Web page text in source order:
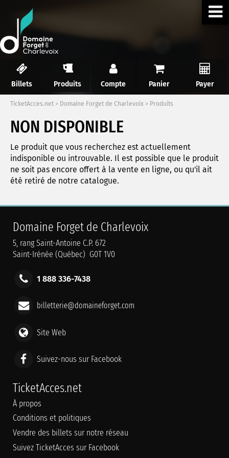
Billets Produits Compte Panier Payer
TicketAcces.net > Domaine Forget de Charlevoix > Produits
NON DISPONIBLE
Le produit que vous recherchez est actuellement
indisponible ou introuvable. Il est possible que le produit
ne soit pas encore offert à la vente en ligne, ou qu'il ait
été retiré de notre catalogue.
Domaine Forget de Charlevoix
5, rang Saint-Antoine C.P. 672
Saint-Irénée (Québec) G0T 1V0
1 888 336-7438
billetterie@domaineforget.com
Site Web
Suivez-nous sur Facebook
TicketAcces.net
À propos
Conditions et politiques
Vendre des billets sur notre réseau
Suivez TicketAcces sur Facebook